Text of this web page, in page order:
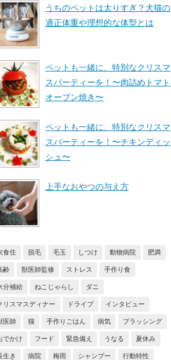
うちのペットは太りすぎ？犬猫の
適正体重や理想的な体型とは
ペットも一緒に、特別なクリスマ
スパーティーを！〜肉詰めトマト
オーブン焼き〜
ペットも一緒に、特別なクリスマ
スパーティーを！〜チキンディッ
シュ〜
上手なおやつの与え方
食住 脱毛 毛玉 しつけ 動物病院 肥満
齢 獣医師監修 ストレス 手作り食
分補給 ねこじゃらし ダニ
リスマスディナー ドライブ インタビュー
医師 猫 手作りごはん 病気 ブラッシング
でかけ フード 緊急備え うなる 夏休み
生き 病院 梅雨 シャンプー 行動特性